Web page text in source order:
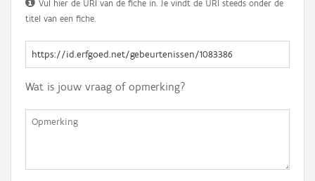
Vul hier de URI van de fiche in. Je vindt de URI steeds onder de
titel van een fiche.
Wat is jouw vraag of opmerking?